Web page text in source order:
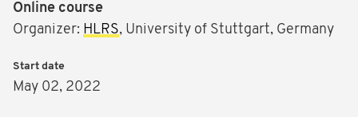
Online course
Organizer: HLRS, University of Stuttgart, Germany
Start date
May 02, 2022